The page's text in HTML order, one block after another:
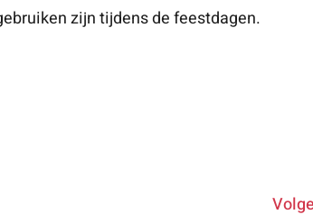
zijn tijdens de feestdagen.